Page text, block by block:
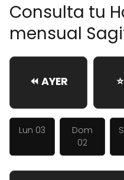
Consulta tu
mensual
⏪ AYER
Lun 03
Dom
02